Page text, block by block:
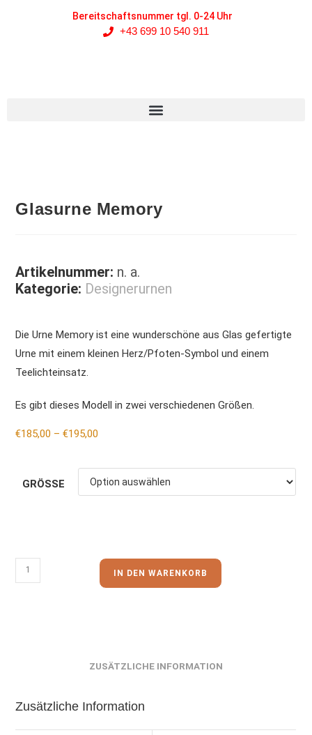
Bereitschaftsnummer tgl. 0-24 Uhr
+43 699 10 540 911
Glasurne Memory
Artikelnummer: n. a.
Kategorie: Designerurnen
Die Urne Memory ist eine wunderschöne aus Glas gefertigte
Urne mit einem kleinen Herz/Pfoten-Symbol und einem
Teelichteinsatz.
Es gibt dieses Modell in zwei verschiedenen Größen.
€185,00 –€195,00
GRÖSSE
IN DEN WARENKORB
ZUSÄTZLICHE INFORMATION
Zusätzliche Information